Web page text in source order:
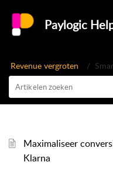
Paylogic
Revenue vergroten
Maximaliseer
Klarna